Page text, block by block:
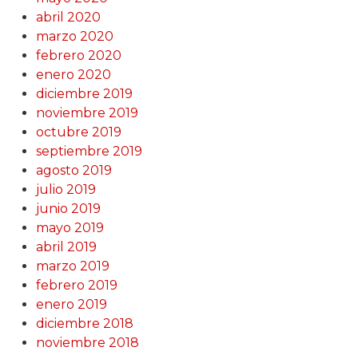
abril 2020
marzo 2020
febrero 2020
enero 2020
diciembre 2019
noviembre 2019
octubre 2019
septiembre 2019
agosto 2019
julio 2019
junio 2019
mayo 2019
abril 2019
marzo 2019
febrero 2019
enero 2019
diciembre 2018
noviembre 2018